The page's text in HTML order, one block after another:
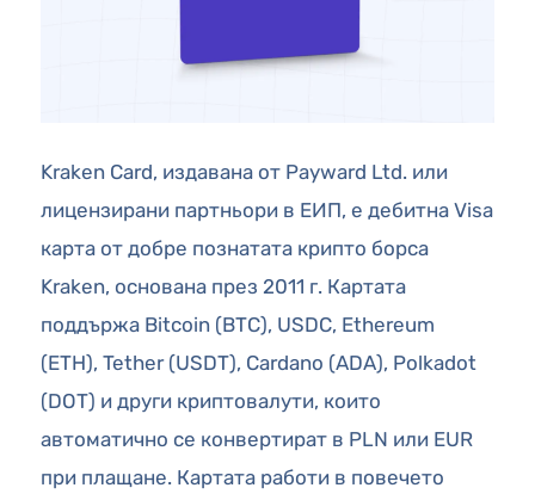
Kraken Card, издавана от Payward Ltd. или
лицензирани партньори в ЕИП, е дебитна Visa
карта от добре познатата крипто борса
Kraken, основана през 2011 г. Картата
поддържа Bitcoin (BTC), USDC, Ethereum
(ETH), Tether (USDT), Cardano (ADA), Polkadot
(DOT) и други криптовалути, които
автоматично се конвертират в PLN или EUR
при плащане. Картата работи в повечето